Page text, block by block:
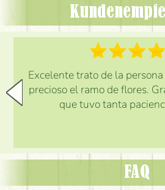
Excelente trato de la
precioso el ramo de flores.
que tuvo tanta
FAQ